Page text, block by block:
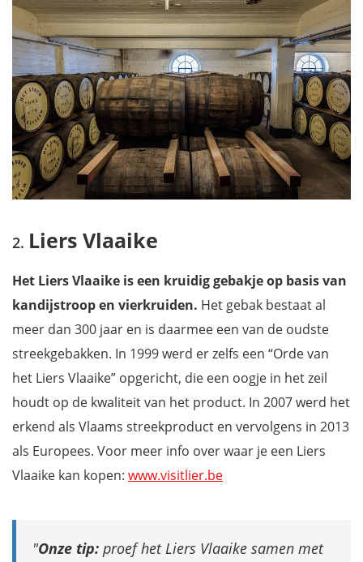
Liers Vlaaike
Het Liers Vlaaike is een kruidig gebakje op basis van
kandijstroop en vierkruiden. Het gebak bestaat al
meer dan 300 jaar en is daarmee een van de oudste
streekgebakken. In 1999 werd er zelfs een “Orde van
het Liers Vlaaike” opgericht, die een oogje in het zeil
houdt op de kwaliteit van het product. In 2007 werd het
erkend als Vlaams streekproduct en vervolgens in 2013
als Europees. Voor meer info over waar je een Liers
Vlaaike kan kopen: www.visitlier.be
Onze tip: proef het Liers Vlaaike samen met